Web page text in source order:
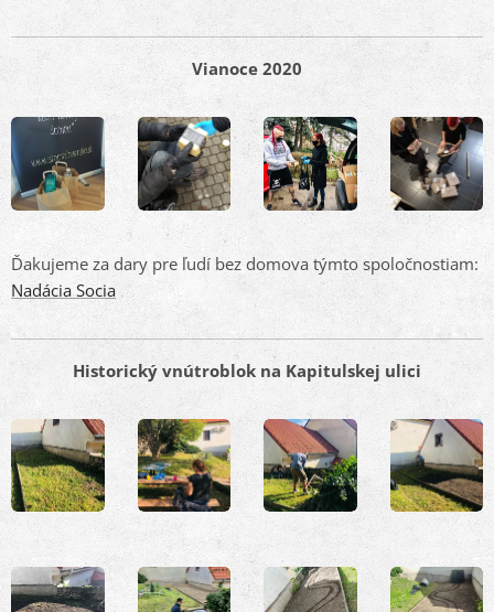
Vianoce 2020
Ďakujeme za dary pre ľudí bez domova týmto spoločnostiam:
Nadácia Socia
Historický vnútroblok na Kapitulskej ulici